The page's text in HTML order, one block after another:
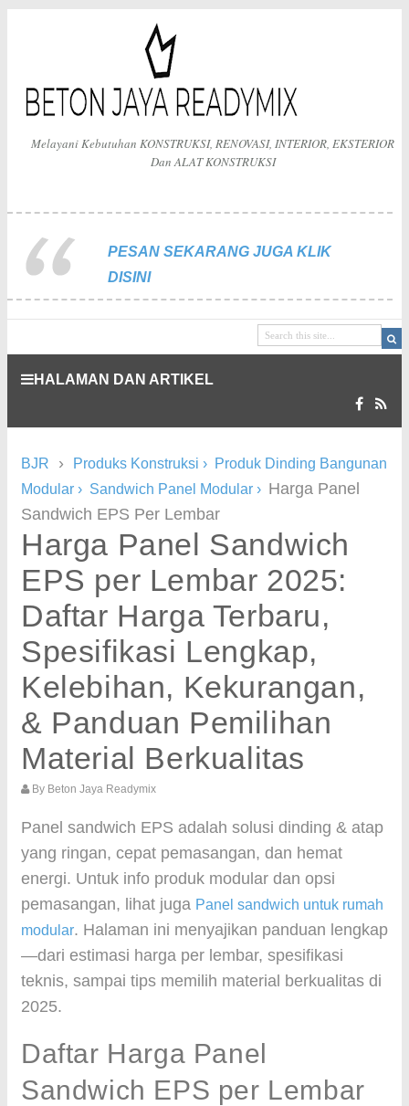
Melayani Kebutuhan KONSTRUKSI, RENOVASI, INTERIOR, EKSTERIOR
Dan ALAT KONSTRUKSI
PESAN SEKARANG JUGA KLIK
DISINI
HALAMAN DAN ARTIKEL
BJR › Produks Konstruksi › Produk Dinding Bangunan
Modular › Sandwich Panel Modular › Harga Panel
Sandwich EPS Per Lembar
Harga Panel Sandwich
EPS per Lembar 2025:
Daftar Harga Terbaru,
Spesifikasi Lengkap,
Kelebihan, Kekurangan,
& Panduan Pemilihan
Material Berkualitas
By Beton Jaya Readymix
Panel sandwich EPS adalah solusi dinding & atap
yang ringan, cepat pemasangan, dan hemat
energi. Untuk info produk modular dan opsi
pemasangan, lihat juga Panel sandwich untuk rumah
modular. Halaman ini menyajikan panduan lengkap
—dari estimasi harga per lembar, spesifikasi
teknis, sampai tips memilih material berkualitas di
2025.
Daftar Harga Panel
Sandwich EPS per Lembar